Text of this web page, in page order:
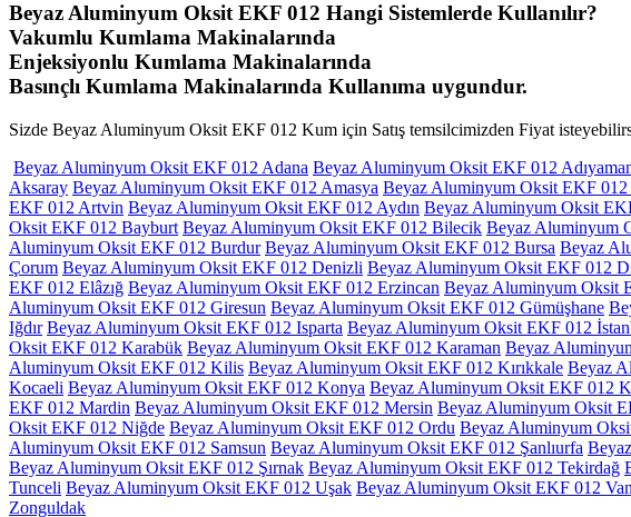
Beyaz Aluminyum Oksit EKF 012 Hangi Sistemlerde Kullanılır?
Vakumlu Kumlama Makinalarında
Enjeksiyonlu Kumlama Makinalarında
Basınçlı Kumlama Makinalarında Kullanıma uygundur.
Sizde Beyaz Aluminyum Oksit EKF 012 Kum için Satış temsilcimizden Fiyat
Beyaz Aluminyum Oksit EKF 012 Adana Beyaz Aluminyum Oksit EKF 012
Aksaray Beyaz Aluminyum Oksit EKF 012 Amasya Beyaz Aluminyum Oksit EKF 012
EKF 012 Artvin Beyaz Aluminyum Oksit EKF 012 Aydın Beyaz Aluminyum Oksit
Oksit EKF 012 Bayburt Beyaz Aluminyum Oksit EKF 012 Bilecik Beyaz Aluminyum
Aluminyum Oksit EKF 012 Burdur Beyaz Aluminyum Oksit EKF 012 Bursa Beyaz
Çorum Beyaz Aluminyum Oksit EKF 012 Denizli Beyaz Aluminyum Oksit EKF 012
EKF 012 Elâzığ Beyaz Aluminyum Oksit EKF 012 Erzincan Beyaz Aluminyum Oksit
Aluminyum Oksit EKF 012 Giresun Beyaz Aluminyum Oksit EKF 012 Gümüşhane
Iğdır Beyaz Aluminyum Oksit EKF 012 Isparta Beyaz Aluminyum Oksit EKF 012
Oksit EKF 012 Karabük Beyaz Aluminyum Oksit EKF 012 Karaman Beyaz
Aluminyum Oksit EKF 012 Kilis Beyaz Aluminyum Oksit EKF 012 Kırıkkale Beyaz
Kocaeli Beyaz Aluminyum Oksit EKF 012 Konya Beyaz Aluminyum Oksit EKF 012
EKF 012 Mardin Beyaz Aluminyum Oksit EKF 012 Mersin Beyaz Aluminyum Oksit
Oksit EKF 012 Niğde Beyaz Aluminyum Oksit EKF 012 Ordu Beyaz Aluminyum
Aluminyum Oksit EKF 012 Samsun Beyaz Aluminyum Oksit EKF 012 Şanlıurfa
Beyaz Aluminyum Oksit EKF 012 Şırnak Beyaz Aluminyum Oksit EKF 012 Tekirdağ
Tunceli Beyaz Aluminyum Oksit EKF 012 Uşak Beyaz Aluminyum Oksit EKF 012 Van
Zonguldak